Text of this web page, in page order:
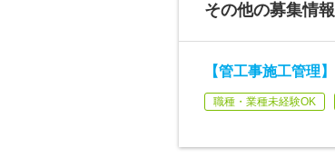
その他の募集情報
【管工事施工管理
職種・業種未経験OK